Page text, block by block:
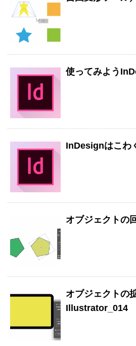
使ってみよう
InDesignはこわ
オブジェクトの
オブジェクトの
Illustrator_014